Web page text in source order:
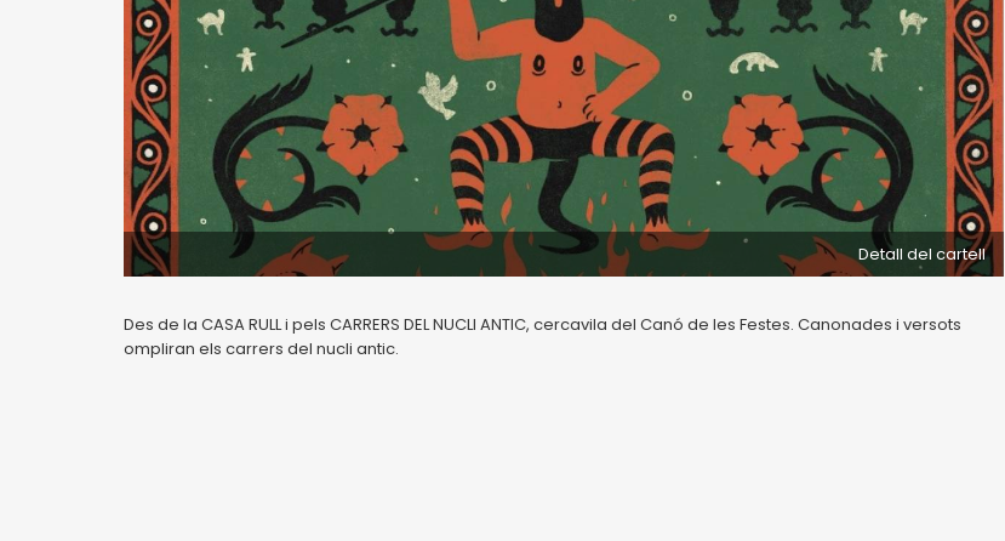
Detall del cartell
Des de la CASA RULL i pels CARRERS DEL NUCLI ANTIC, cercavila del Canó de les Festes. Canonades i versots
ompliran els carrers del nucli antic.